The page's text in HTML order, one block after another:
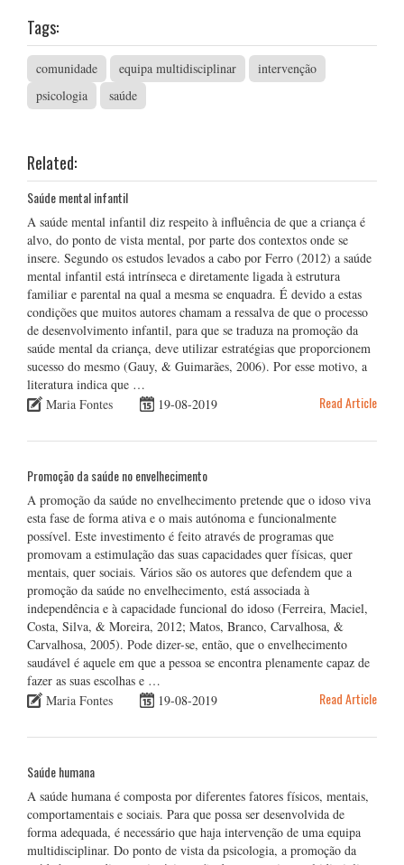
Tags:
comunidade equipa multidisciplinar
intervenção
psicologia
saúde
Related:
Saúde mental infantil
A saúde mental infantil diz respeito à influência de que a criança é
alvo, do ponto de vista mental, por parte dos contextos onde se
insere. Segundo os estudos levados a cabo por Ferro (2012) a saúde
mental infantil está intrínseca e diretamente ligada à estrutura
familiar e parental na qual a mesma se enquadra. É devido a estas
condições que muitos autores chamam a ressalva de que o processo
de desenvolvimento infantil, para que se traduza na promoção da
saúde mental da criança, deve utilizar estratégias que proporcionem
sucesso do mesmo (Gauy, & Guimarães, 2006). Por esse motivo, a
literatura indica que …
Maria Fontes
19-08-2019 Read Article
Promoção da saúde no envelhecimento
A promoção da saúde no envelhecimento pretende que o idoso viva
esta fase de forma ativa e o mais autónoma e funcionalmente
possível. Este investimento é feito através de programas que
promovam a estimulação das suas capacidades quer físicas, quer
mentais, quer sociais. Vários são os autores que defendem que a
promoção da saúde no envelhecimento, está associada à
independência e à capacidade funcional do idoso (Ferreira, Maciel,
Costa, Silva, & Moreira, 2012; Matos, Branco, Carvalhosa, &
Carvalhosa, 2005). Pode dizer-se, então, que o envelhecimento
saudável é aquele em que a pessoa se encontra plenamente capaz de
fazer as suas escolhas e …
Maria Fontes
19-08-2019 Read Article
Saúde humana
A saúde humana é composta por diferentes fatores físicos, mentais,
comportamentais e sociais. Para que possa ser desenvolvida de
forma adequada, é necessário que haja intervenção de uma equipa
multidisciplinar. Do ponto de vista da psicologia, a promoção da